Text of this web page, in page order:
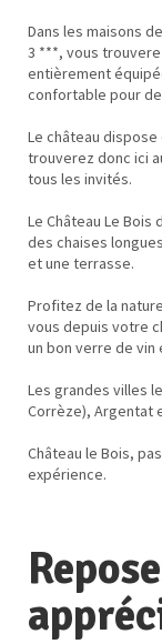
Dans les maisons
3 ***, vous
entièrement
confortable pour
Le château
trouverez donc ici
tous les invités.
Le Château Le
des chaises
et une terrasse.
Profitez de la
vous depuis votre
un bon verre de vin
Les grandes villes
Corrèze), Argentat
Château le Bois,
expérience.